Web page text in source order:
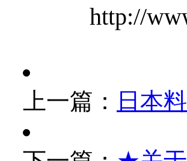
http://
上一篇： 日本